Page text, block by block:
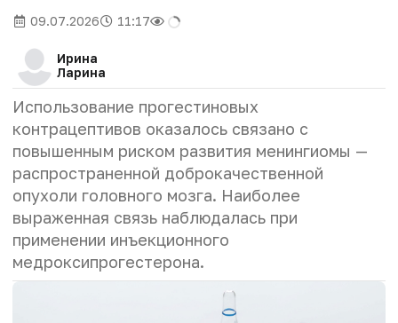
09.07.2026 11:17
Ирина
Ларина
Использование прогестиновых
контрацептивов оказалось связано с
повышенным риском развития менингиомы —
распространенной доброкачественной
опухоли головного мозга. Наиболее
выраженная связь наблюдалась при
применении инъекционного
медроксипрогестерона.